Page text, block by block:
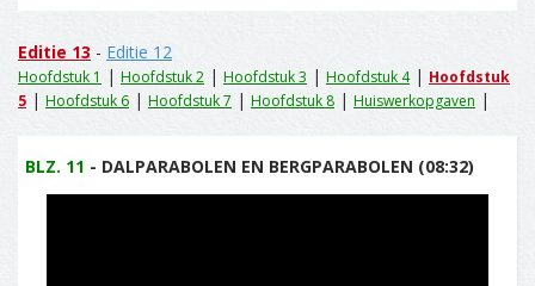
Editie 13 - Editie 12
Hoofdstuk 1 | Hoofdstuk 2 | Hoofdstuk 3 | Hoofdstuk 4| Hoofdstuk
5 | Hoofdstuk 6 | Hoofdstuk 7 | Hoofdstuk 8 | Huiswerkopgaven |
BLZ. 11 - DALPARABOLEN EN BERGPARABOLEN (08:32)